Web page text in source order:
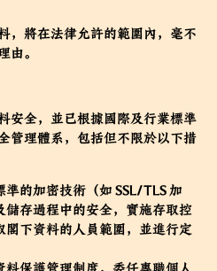
，將在法律允許的範圍內，毫不
由。
安全，並已根據國際及行業標準
管理體系，包括但不限於以下措
的加密技術（如 SSL/TLS 加
存過程中的安全，實施存取控
下資料的人員範圍，並進行定